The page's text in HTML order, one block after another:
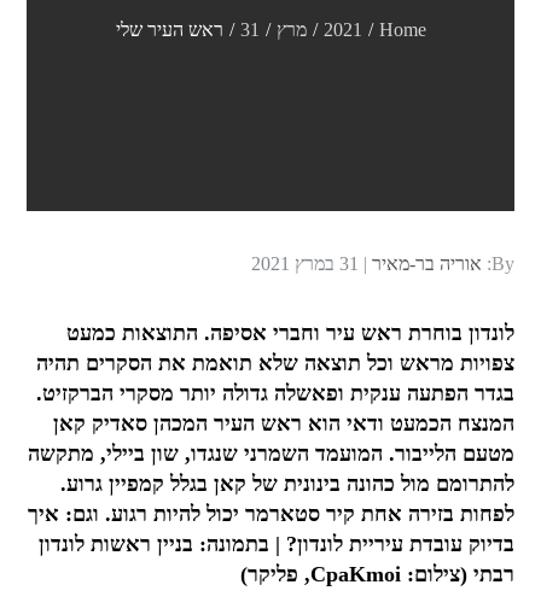
Home
2021 מרץ 31 ראש העיר שלי
By: אוריה בר-מאיר
Posted
31 במרץ 2021
לונדון בוחרת ראש עיר וחברי אסיפה. התוצאות כמעט
צפויות מראש וכל תוצאה שלא תואמת את הסקרים תהיה
בגדר הפתעה ענקית ופאשלה גדולה יותר מסקרי הברקזיט.
המנצח הכמעט ודאי הוא ראש העיר המכהן סאדיק קאן
מטעם הלייבור. המועמד השמרני שנגדו, שון ביילי, מתקשה
להתרומם מול כהונה בינונית של קאן בגלל קמפיין גרוע.
לפחות בזירה אחת קיר סטארמר יכול להיות רגוע. וגם: איך
בדיוק עובדת עיריית לונדון? | בתמונה: בניין ראשות לונדון
רבתי (צילום: CpaKmoi, פליקר)